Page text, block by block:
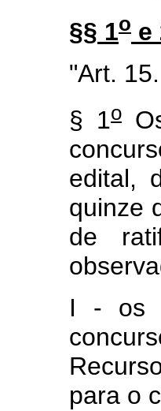
§§ 1o e
"Art.
§ 1o
edital,
quinze
de
I - os
para o